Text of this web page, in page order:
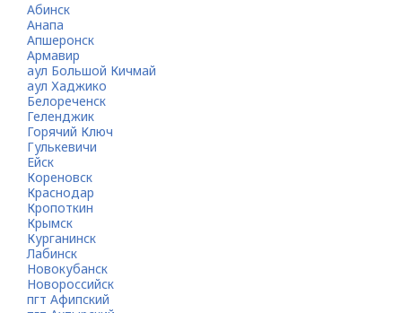
Абинск
Анапа
Апшеронск
Армавир
аул Большой Кичмай
аул Хаджико
Белореченск
Геленджик
Горячий Ключ
Гулькевичи
Ейск
Кореновск
Краснодар
Кропоткин
Крымск
Курганинск
Лабинск
Новокубанск
Новороссийск
пгт Афипский